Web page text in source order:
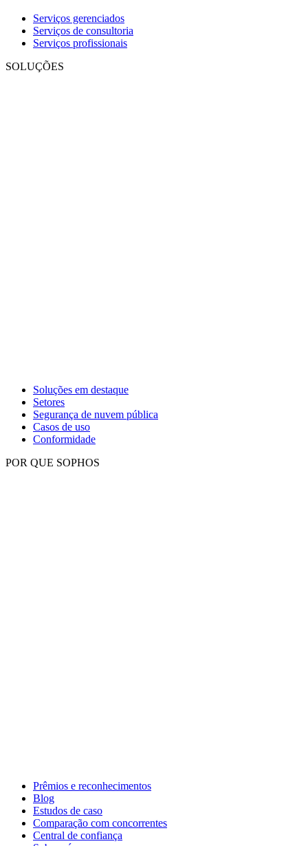
Serviços gerenciados
Serviços de consultoria
Serviços profissionais
SOLUÇÕES
Soluções em destaque
Setores
Segurança de nuvem pública
Casos de uso
Conformidade
POR QUE SOPHOS
Prêmios e reconhecimentos
Blog
Estudos de caso
Comparação com concorrentes
Central de confiança